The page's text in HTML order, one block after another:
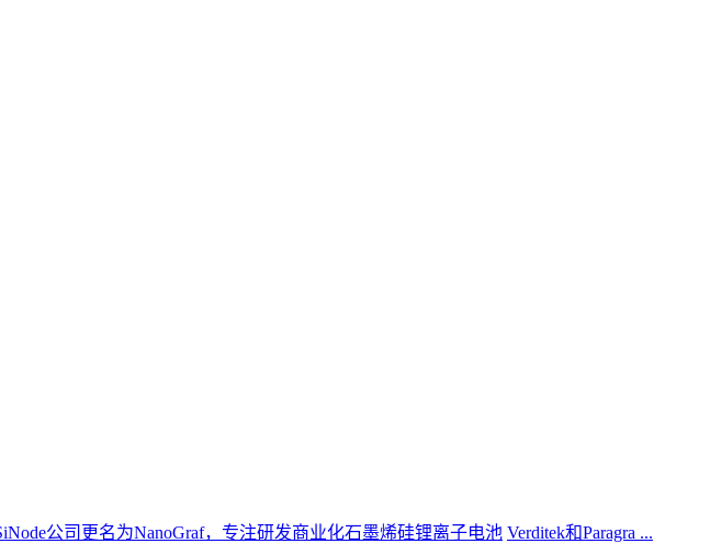
Verditek和Paragra ...